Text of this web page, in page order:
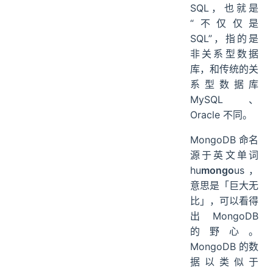
SQL，也就是
“不仅仅是
SQL”，指的是
非关系型数据
库，和传统的关
系型数据库
MySQL、
Oracle 不同。
MongoDB 命名
源于英文单词
humongous，
意思是「巨大无
比」，可以看得
出 MongoDB
的野心。
MongoDB 的数
据以类似于